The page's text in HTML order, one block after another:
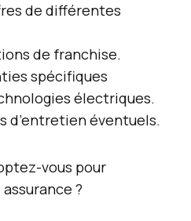
de différentes
de franchise.
spécifiques
électriques.
d’entretien éventuels.
vous pour
?